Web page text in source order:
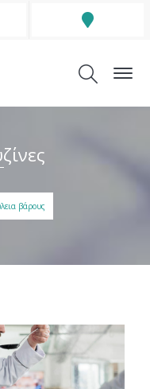
Address
βάρους